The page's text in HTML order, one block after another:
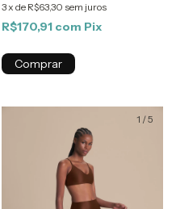
3x de R$63,30 sem juros
R$170,91 com Pix
Comprar
1 /5